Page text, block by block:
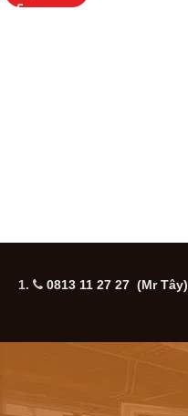
1. 0813 11 27 27 (Mr Tây)